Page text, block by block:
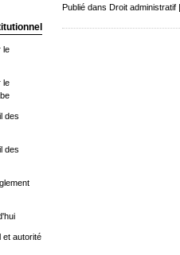
le
le
des
des
et autorité
Publié dans Droit administratif